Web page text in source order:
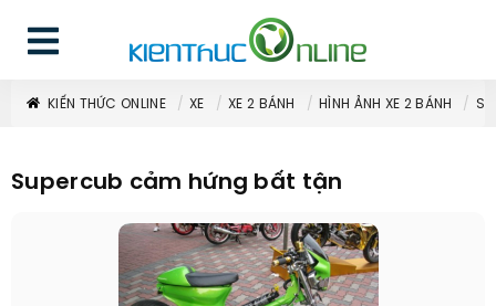
KIẾN THỨC ONLINE XE XE 2 BÁNH HÌNH ẢNH XE 2 BÁNH
Supercub cảm hứng bất tận